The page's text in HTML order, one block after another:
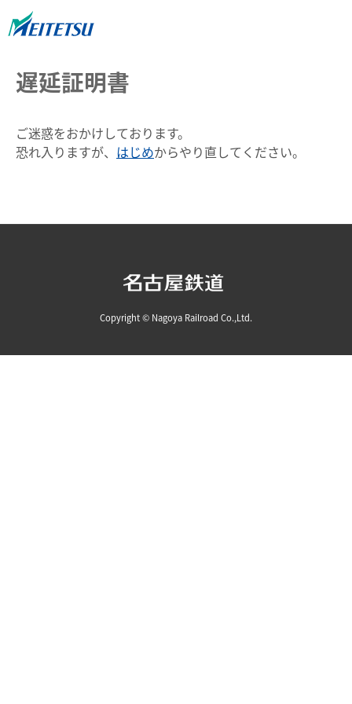
遅延証明書
ご迷惑をおかけしております。
恐れ入りますが、 はじめからやり直してください。
Copyright © Nagoya Railroad Co.,Ltd.